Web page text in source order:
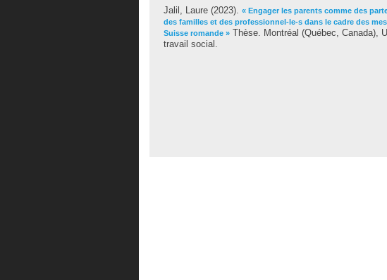
Jalil, Laure (2023). « Engager les parents comme des
des familles et des professionnel-le-s dans le cadre des
Suisse romande » Thèse. Montréal (Québec, Canada),
travail social.